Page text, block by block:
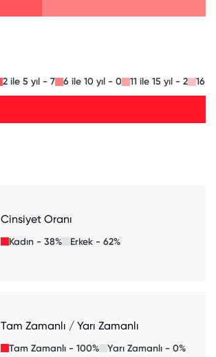
2 ile 5 yıl - 7 6 ile 10 yıl - 0 11 ile 15 yıl - 2 16
Cinsiyet Oranı
Kadın - 38% Erkek - 62%
Tam Zamanlı / Yarı Zamanlı
Tam Zamanlı - 100% Yarı Zamanlı - 0%